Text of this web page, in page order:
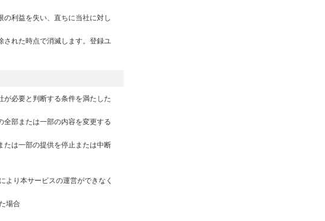
利益を失い、直ちに当社に対し
れた時点で消滅します。登録ユ
必要と判断する条件を満たした
部または一部の内容を変更する
たは一部の提供を停止または中断
より本サービスの運営ができなく
場合